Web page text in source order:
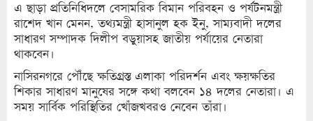
এ ছাড়া প্রতিনিধিদলে বেসামরিক বিমান পরিবহন ও পর্যটনমন্ত্রী
রাশেদ খান মেনন, তথ্যমন্ত্রী হাসানুল হক ইনু, সাম্যবাদী দলের
সাধারণ সম্পাদক দিলীপ বড়ুয়াসহ জাতীয় পর্যায়ের নেতারা
থাকবেন।
নাসিরনগরে পৌঁছে ক্ষতিগ্রস্ত এলাকা পরিদর্শন এবং ক্ষয়ক্ষতির
শিকার সাধারণ মানুষের সঙ্গে কথা বলবেন ১৪ দলের নেতারা। এ
সময় সার্বিক পরিস্থিতির খোঁজখবরও নেবেন তাঁরা।